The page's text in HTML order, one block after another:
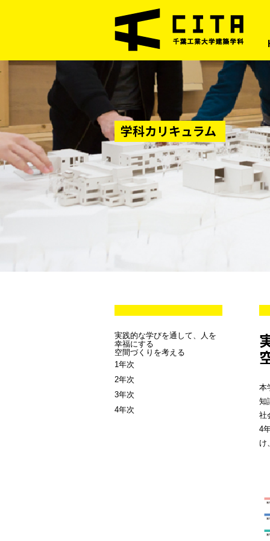
学科カリキュラム
本
知
社
4
け
実践的な学びを通して、人を
幸福にする
空間づくりを考える
1年次
2年次
3年次
4年次